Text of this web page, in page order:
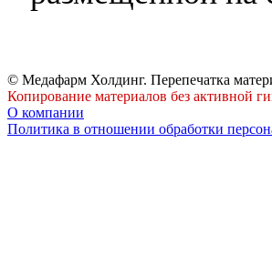
© Медафарм Холдинг. Перепечатка
Копирование материалов без активной
О компании
Политика в отношении обработки